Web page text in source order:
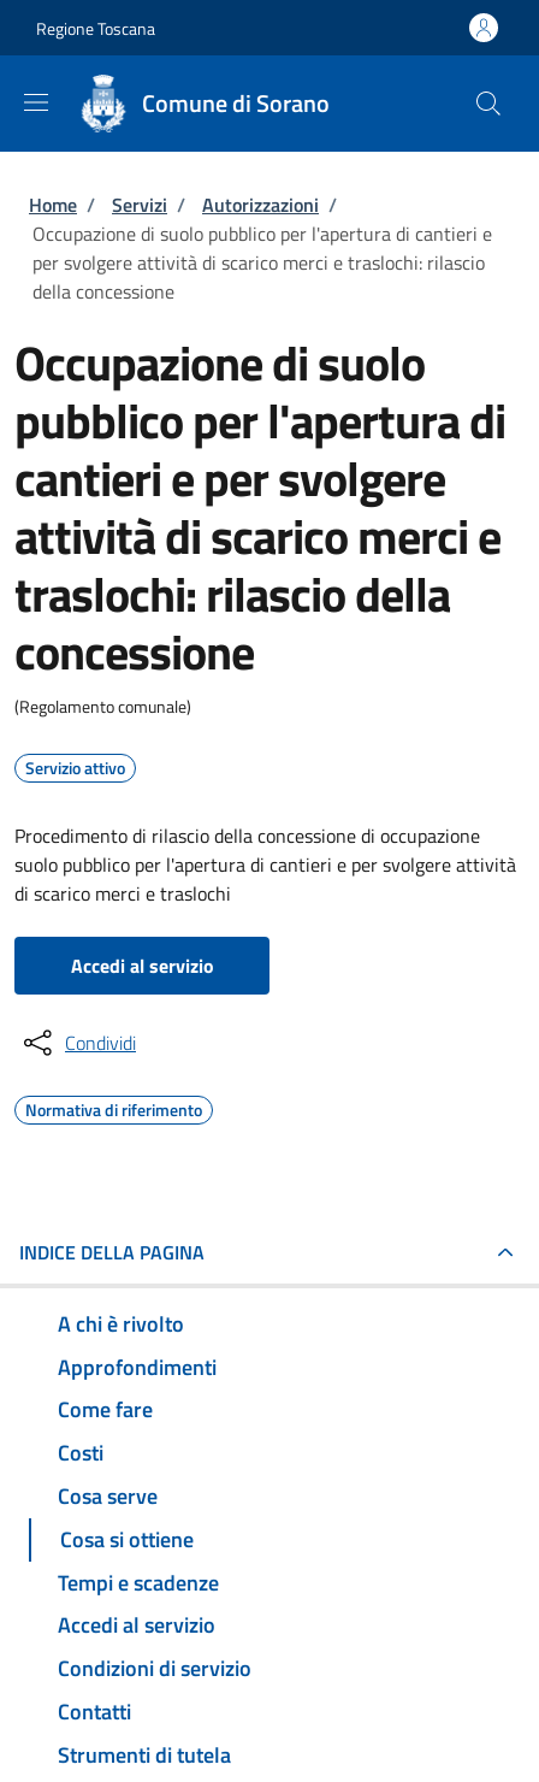
Regione Toscana
Comune di Sorano
Briciole di pane
Home / Servizi / Autorizzazioni /
Occupazione di suolo pubblico per l'apertura di cantieri e
per svolgere attività di scarico merci e traslochi: rilascio
della concessione
Occupazione di suolo
pubblico per l'apertura di
cantieri e per svolgere
attività di scarico merci e
traslochi: rilascio della
concessione
(Regolamento comunale)
Servizio attivo
Procedimento di rilascio della concessione di occupazione
suolo pubblico per l'apertura di cantieri e per svolgere attività
di scarico merci e traslochi
Accedi al servizio
Condividi
Normativa di riferimento
INDICE DELLA PAGINA
A chi è rivolto
Approfondimenti
Come fare
Costi
Cosa serve
Cosa si ottiene
Tempi e scadenze
Accedi al servizio
Condizioni di servizio
Contatti
Strumenti di tutela